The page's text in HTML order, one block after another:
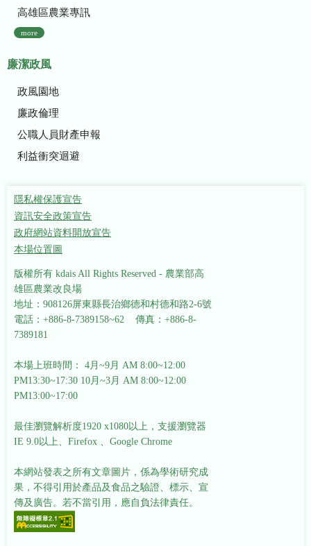
高雄區農業專訊
more
廉潔政風
政風園地
廉政倫理
公職人員財產申報
利益衝突迴避
隱私權保護宣告
資訊安全政策宣告
政府網站資料開放宣告
本場位置圖
版權所有 kdais All Rights Reserved - 農業部高
雄區農業改良場
地址：908126屏東縣長治鄉德和村德和路2-6號
電話：+886-8-7389158~62 傳真：+886-8-
7389181
本場上班時間： 4月~9月 AM 8:00~12:00
PM13:30~17:30 10月~3月 AM 8:00~12:00
PM13:00~17:00
最佳瀏覽解析度1920 x1080以上，支援瀏覽器
IE 9.0以上、Firefox 、Google Chrome
本網站發表之所有文章圖片，係為學術研究成
果，不得引用於產品及食品之驗證、標示、宣
傳及廣告。若不當引用，應自負法律責任。